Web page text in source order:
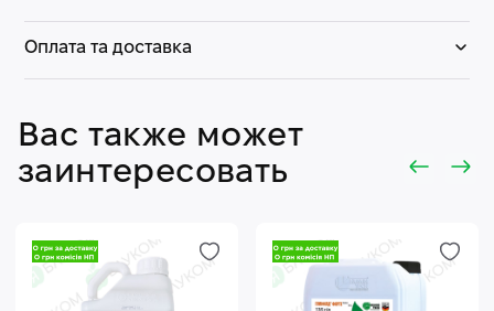
Оплата та доставка
Вас также может
заинтересовать